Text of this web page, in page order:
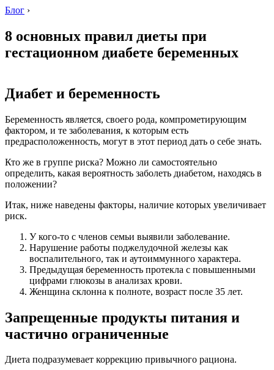
Блог ›
8 основных правил диеты при
гестационном диабете беременных
Диабет и беременность
Беременность является, своего рода, компрометирующим
фактором, и те заболевания, к которым есть
предрасположенность, могут в этот период дать о себе знать.
Кто же в группе риска? Можно ли самостоятельно
определить, какая вероятность заболеть диабетом, находясь в
положении?
Итак, ниже наведены факторы, наличие которых увеличивает
риск.
У кого-то с членов семьи выявили заболевание.
Нарушение работы поджелудочной железы как
воспалительного, так и аутоиммунного характера.
Предыдущая беременность протекла с повышенными
цифрами глюкозы в анализах крови.
Женщина склонна к полноте, возраст после 35 лет.
Запрещенные продукты питания и
частично ограниченные
Диета подразумевает коррекцию привычного рациона.